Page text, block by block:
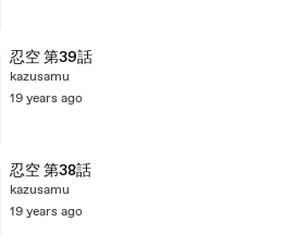
忍空 第39話
kazusamu
19 years ago
忍空 第38話
kazusamu
19 years ago